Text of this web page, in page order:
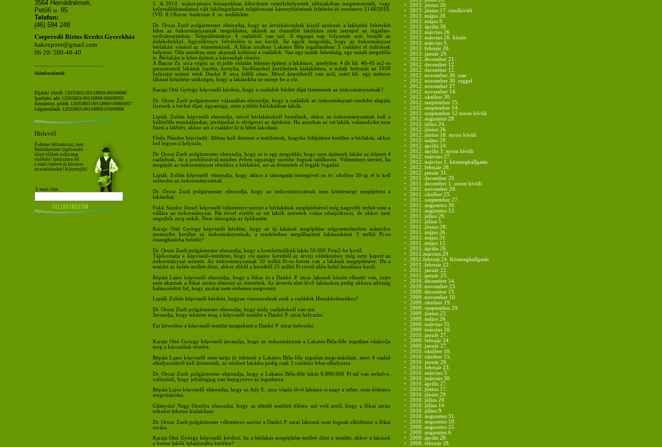
3564 Hernádnémeti,
Petőfi u. 85.
Telefon:
(46) 594 248
Cseperedő Biztos Kezdet Gyerekház
hakozpont@gmail.com
06 20/ 580-48-40
Számlaszámok:
Eljárási illeték 12035803-00118869-00500006
Iparűzési adó 12035803-00118869-00600003
Késedelmi pótlék 12035803-00118869-00800007
Gépjárműadó 12035803-00118869-01600006
Hírlevél
Érdemes feliratkozni, mert
Hernádnémeti legfrissebb
híreit tőlünk tudja meg
elsőként! Iratkozzon fel
e-mail címével és kövesse
az utasításokat! Köszönjük!
E-mail címe
1. A 2010. május-június hónapokban kihirdetett veszélyhelyzetek időszakában megsemmisült, vagy
helyreállíthatatlanná vált lakóingatlanok tulajdonosai kárenyhítésének feltételei és rendszere 1148/2010.
(VII. 8.) Korm. határozat 4. sz. melléklete
Dr. Orosz Zsolt polgármester elmondja, hogy az árvízkárosultak közül azoknak a lakhatási feltételeit
lehet az önkormányzatnak megoldania, akinek az összedőlt lakóháza nem szerepel az ingatlan-
nyilvántartásban. Településünkön 4 családról van szó. A tegnapi nap folyamán már beszélt az
érdekeltekkel. Jegyzőkönyv felvételére is sor került. Az egyik megoldás, hogy az önkormányzat
bérlakást vásárol az érintetteknek. A Jókai utcában Lakatos Béla ingatlanában 3 családot el tudnának
helyezni. Oda azonban nem akarnak költözni a családok. Van egy másik lehetőség, egy másik megoldás
is. Bérlakást is lehet építeni a károsultak részére.
A Bajcsy Zs. utca végén az út jobb oldalán lehetne építeni a lakássort, amelyben 4 db kb. 40-45 m2-es
garzonszerű lakások (szoba, konyha, fürdőszoba) kerülnének kialakításra, a másik helyszín az 1038
helyrajzi számú telek Dankó P. utca felőli része. Mivel árterületről van szól, ezért kb. egy méteres
lábazat készítése szükséges, hogy a lakásokba ne menje be a víz.
Karajz Ottó György képviselő kérdezi, hogy a családok bérleti díjat fizetnének az önkormányzatnak?
Dr. Orosz Zsolt polgármester válaszában elmondja, hogy a családok az önkormányzati rendelet alapján
fizetnék a bérleti díjat, ugyanúgy, mint a többi bérlakásban lakók.
Lipták Zoltán képviselő elmondja, mivel bérlakásokról beszélnek, akkor az önkormányzatnak kell a
különféle munkálatokat, javításokat is elvégezni az épületen. Ha azonban az ott lakók valamelyike nem
fizeti a lakbért, akkor azt a családot ki is lehet lakoltani.
Fésűs Nándor képviselő: Abban kell dönteni a testületnek, hogyha felépítésre kerülne a bérlakás, akkor
hol legyen a helyszín.
Dr. Orosz Zsolt polgármester elmondja, hogy az is egy megoldás, hogy nem építenek lakást az érintett 4
családnak, de a problémával minden évben ugyanígy szembe fognak találkozni. Véleménye szerint, ha
megépíti az önkormányzat részükre a bérlakást, azt az érintettek el fogják fogadni.
Lipták Zoltán képviselő elmondja, hogy akkor a támogatás összegével ez év október 30-ig el is kell
számolni az önkormányzatnak.
Dr. Orosz Zsolt polgármester elmondja, hogy az önkormányzatnak nem kötelessége megépíteni a
lakásokat.
Fukk Sándor József képviselő véleménye szerint a bérlakások megépítésével még nagyobb terhet vesz a
vállára az önkormányzat. Pár évvel ezelőtt az ott lakók szerettek volna odaépítkezni, de akkor nem
engedték meg nekik. Nem támogatja az építkezést.
Karajz Ottó György képviselő kérdése, hogy az új lakások megépítése négyzetméterben számolva
mennyibe kerülne az önkormányzatnak, a rendeletben megállapított lakásonkénti 3 millió Ft-os
összeghatárba belefér?
Dr. Orosz Zsolt polgármester elmondja, hogy a komfortnélküli lakás 50.000 Ft/m2-be kerül.
Tájékoztatja a képviselő-testületet, hogy vis maior keretből az árvizi védekezésre még nem kapott az
önkormányzat semmit. Az önkormányzatnak 50 millió Ft-os kerete van a lakások megépítésére. Ha a
testület az építés mellett dönt, akkor ebből a keretből 25 millió Ft rövid időn belül leutalásra kerül.
Répási Lajos képviselő elmondja, hogy a Jókai és a Dankó P. utcai lakosok között ellentét van, ezért
nem akarnak a Jókai utcára elmenni az érintettek. Az árverés alatt lévő lakásokon pedig akkora adósság
halmozódott fel, hogy azokat nem érdemes megvenni.
Lipták Zoltán képviselő kérdezi, hogyan viszonyulnak ezek a családok Hernádnémetihez?
Dr. Orosz Zsolt polgármester elmondja, hogy mely családokról van szó.
Javasolja, hogy tekintse meg a képviselő-testület a Dankó P. utcai helyszínt.
Ezt követően a képviselő-testület megtekinti a Dankó P. utcai helyszínt.
Karajz Ottó György képviselő javasolja, hogy az önkormányzat a Lakatos Béla-féle ingatlant vásárolja
meg a károsultak részére.
Répási Lajos képviselő nem tartja jó ötletnek a Lakatos Béla-féle ingatlan megvásárlását, mert 4 család
elhelyezéséről kell dönteniük, az említett lakásba pedig csak 3 családot lehet elhelyezni.
Dr. Orosz Zsolt polgármester elmondja, hogy a Lakatos Béla-féle lakás 8.800.000 Ft-tal van terhelve,
valószínű, hogy jelzálogjog van bejegyezve az ingatlanra.
Répási Lajos képviselő elmondja, hogy az Ady E. utca végén lévő lakáson is nagy a teher, nem érdemes
megvásárolni.
Gilányiné Nagy Orsolya elmondja, hogy az elmúlt testületi ülésen szó volt arról, hogy a Jókai utcán
telkeket lehetne kialakítani.
Dr. Orosz Zsolt polgármester véleménye szerint a Dankó P. utcai lakosok nem fognak elköltözni a Jókai
utcára.
Karajz Ottó György képviselő kérdezi, ha a bérlakás megépítése mellett dönt a testület, akkor a lakások
a benne lakók tulajdonába kerülne?
• 2013. június 20.
• 2013. június 17. rendkívüli
• 2013. május 28.
• 2013. május 9.
• 2013. április 30.
• 2013. március 26.
• 2013. március 26. közös
• 2013. március 5.
• 2013. február 26.
• 2013. január 29.
• 2012. december 21.
• 2012. december 12.
• 2012. december 12.
• 2012. november 30. este
• 2012. november 30. reggel
• 2012. november 27.
• 2012. november 14.
• 2012. október 30.
• 2012. szeptember 25.
• 2012. szeptember 14.
• 2012. szeptember 12.soron kívüli
• 2012. augusztus 28.
• 2012. július 24.
• 2012. június 26.
• 2012. június 18. soron kívüli
• 2012. május 29.
• 2012. április 24.
• 2012. április 3. soron kívüli
• 2012. március 27.
• 2012. március 1. közmeghallgatás
• 2012. február 28.
• 2012. január 31.
• 2011. december 20.
• 2011. december 1. soron kívüli
• 2011. november 29.
• 2011. október 25.
• 2011. szeptember 27.
• 2011. augusztus 30.
• 2011. augusztus 12.
• 2011. július 26.
• 2011. július 5.
• 2011. június 28.
• 2011. május 26.
• 2011. május 31.
• 2011. május 12.
• 2011. április 26.
• 2011.március 29.
• 2011.február.24. Közmeghallgatás
• 2011. február 22.
• 2011. január 22.
• 2011. január 25.
• 2010. december 14.
• 2010. november 23.
• 2009. december 15.
• 2009. november 10.
• 2009. október 19.
• 2009. szeptember 29.
• 2009. június 23.
• 2009. május 26.
• 2009. március 31.
• 2009. március 10.
• 2010. január 27.
• 2009. február 24.
• 2009. január 27.
• 2010. október 18.
• 2010. október 15.
• 2010. január 26.
• 2010. február 23.
• 2010. március 3.
• 2010. március 30.
• 2010. április 27.
• 2010. június 17.
• 2010. június 29.
• 2010. július 20.
• 2010. július 14.
• 2010. július 9.
• 2010. augusztus 31.
• 2010. augusztus 19.
• 2009. augusztus 25.
• 2009. augusztus 6.
• 2009. április 28.
• 2008. február 28.